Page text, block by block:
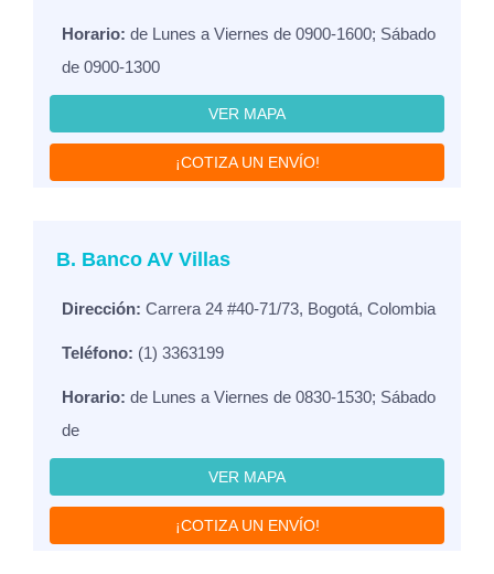
Horario: de Lunes a Viernes de 0900-1600; Sábado
de 0900-1300
VER MAPA
¡COTIZA UN ENVÍO!
B. Banco AV Villas
Dirección: Carrera 24 #40-71/73, Bogotá, Colombia
Teléfono: (1) 3363199
Horario: de Lunes a Viernes de 0830-1530; Sábado
de
VER MAPA
¡COTIZA UN ENVÍO!